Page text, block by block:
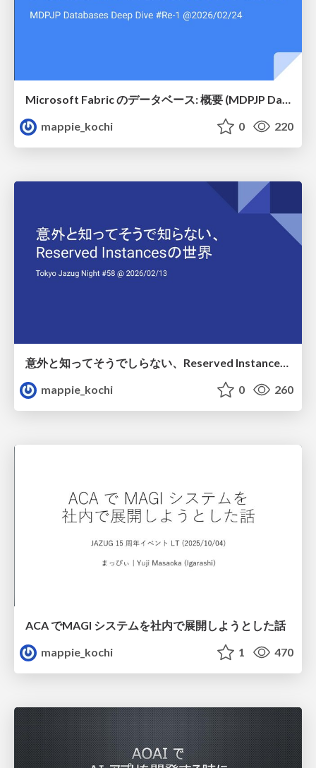
Microsoft Fabric のデータベース: 概要 (MDPJP Databases Deep Dive Series #2)
mappie_kochi
0 220
mappie_kochi
0 260
ACA でMAGI システムを社内で展開しようとした話
mappie_kochi
1 470